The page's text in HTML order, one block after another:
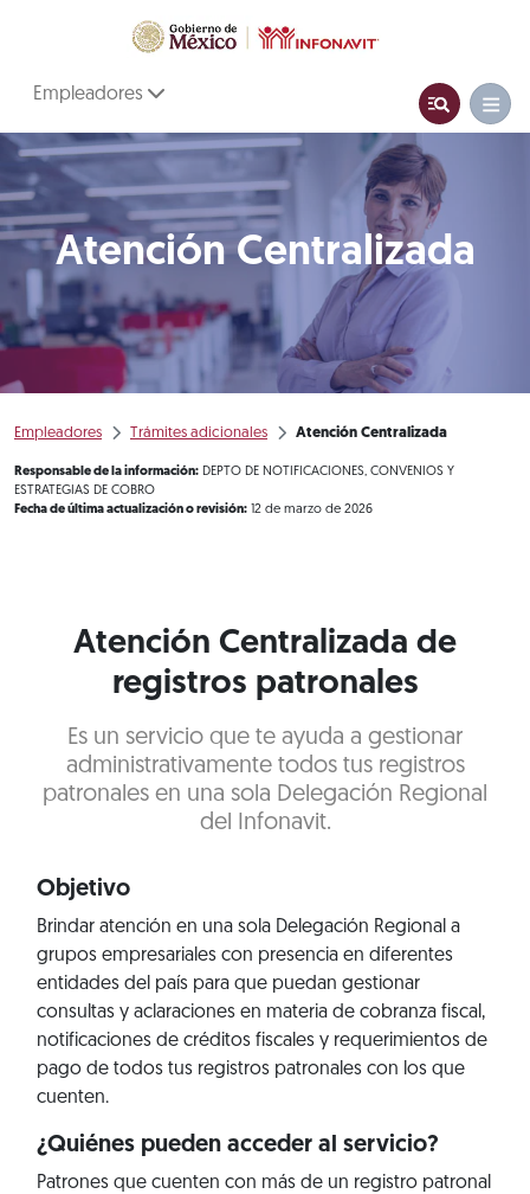
Empleadores
Atención Centralizada
Empleadores Trámites adicionales Atención Centralizada
Responsable de la información: DEPTO DE NOTIFICACIONES, CONVENIOS Y
ESTRATEGIAS DE COBRO
Fecha de última actualización o revisión: 12 de marzo de 2026
Atención Centralizada de
registros patronales
Es un servicio que te ayuda a gestionar
administrativamente todos tus registros
patronales en una sola Delegación Regional
del Infonavit.
Objetivo
Brindar atención en una sola Delegación Regional a
grupos empresariales con presencia en diferentes
entidades del país para que puedan gestionar
consultas y aclaraciones en materia de cobranza fiscal,
notificaciones de créditos fiscales y requerimientos de
pago de todos tus registros patronales con los que
cuenten.
¿Quiénes pueden acceder al servicio?
Patrones que cuenten con más de un registro patronal